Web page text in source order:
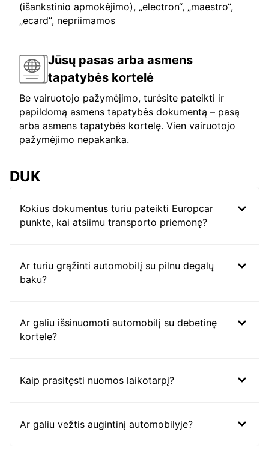
(išankstinio apmokėjimo), „electron“, „maestro“,
„ecard“, nepriimamos
Jūsų pasas arba asmens
tapatybės kortelė
Be vairuotojo pažymėjimo, turėsite pateikti ir
papildomą asmens tapatybės dokumentą – pasą
arba asmens tapatybės kortelę. Vien vairuotojo
pažymėjimo nepakanka.
DUK
Kokius dokumentus turiu pateikti Europcar
punkte, kai atsiimu transporto priemonę?
Ar turiu grąžinti automobilį su pilnu degalų
baku?
Ar galiu išsinuomoti automobilį su debetinę
kortele?
Kaip prasitęsti nuomos laikotarpį?
Ar galiu vežtis augintinį automobilyje?